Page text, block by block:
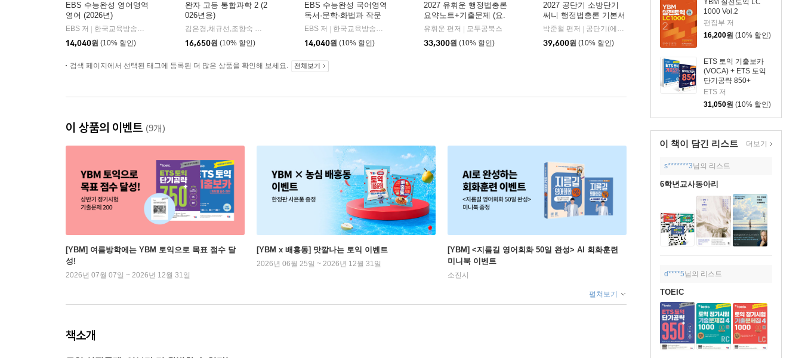
YBM 실전토익 LC
1000 Vol.2
편집부 저
16,200원 (10% 할인)
ETS 토익 기출보카
(VOCA) + ETS 토익
단기공략 850+
(LC+RC) 세트
ETS 저
31,050원 (10% 할인)
이 책이 담긴 리스트 더보기
s*******3님의 리스트
6학년교사동아리
d****5님의 리스트
TOEIC
EBS 수능완성 영어영역
영어 (2026년)
EBS 저
한국교육방송공사
14,040원 (10% 할인)
완자 고등 통합과학 2 (2
026년용)
김은경,채규선,조향숙 등저
16,650원 (10% 할인)
EBS 수능완성 국어영역
독서·문학·화법과 작문
(2026년)
EBS 저
한국교육방송공사
14,040원 (10% 할인)
2027 유휘운 행정법총론
요약노트+기출문제 (요.
플.)
유휘운 편저
모두공북스
33,300원 (10% 할인)
2027 공단기 소방단기
써니 행정법총론 기본서
박준철 편저
공단기(에스티유니타스)
39,600원 (10% 할인)
검색 페이지에서 선택된 태그에 등록된 더 많은 상품을 확인해 보세요. 전체보기
이 상품의 이벤트 (9개)
[YBM] 여름방학에는 YBM 토익으로 목표 점수 달
성!
2026년 07월 07일 ~ 2026년 12월 31일
[YBM x 배홍동] 맛깔나는 토익 이벤트
2026년 06월 25일 ~ 2026년 12월 31일
[YBM] <지름길 영어회화 50일 완성> AI 회화훈련
미니북 이벤트
소진시
펼쳐보기
책소개